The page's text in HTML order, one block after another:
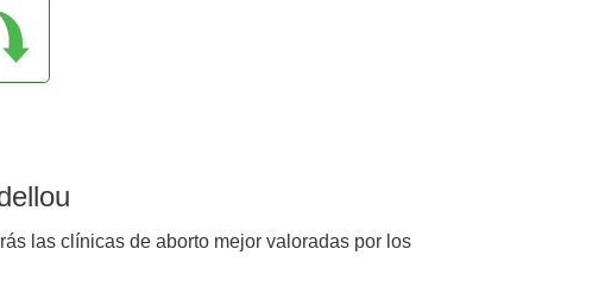
las clínicas de aborto mejor valoradas por los